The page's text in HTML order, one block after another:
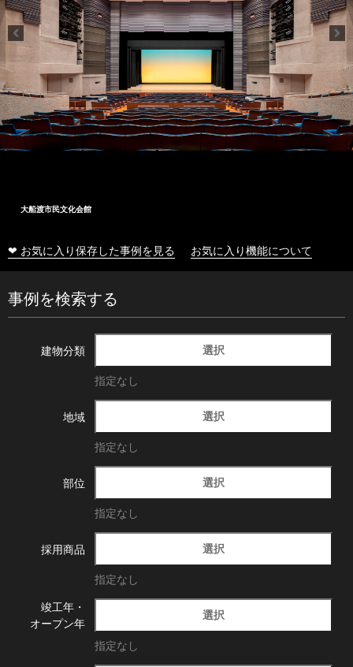
大船渡市民文化会館
❤ お気に入り保存した事例を見る お気に入り機能について
事例を検索する
建物分類 選択
指定なし
地域 選択
指定なし
部位 選択
指定なし
採用商品 選択
指定なし
竣工年・
オープン年
選択
指定なし